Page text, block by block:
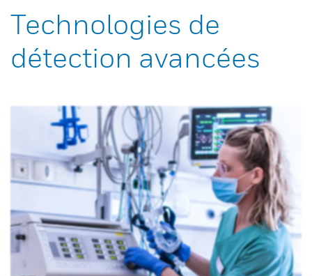
Technologies de
détection avancées